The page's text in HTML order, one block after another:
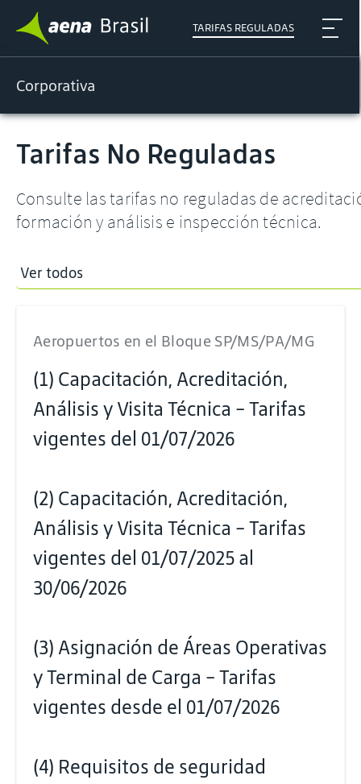
TARIFAS REGULADAS
Corporativa
Tarifas No Reguladas
Consulte las tarifas no reguladas de
formación y análisis e inspección técnica.
Ver todos
Aeropuertos en el Bloque SP/MS/PA/MG
(1) Capacitación, Acreditación,
Análisis y Visita Técnica - Tarifas
vigentes del 01/07/2026
(2) Capacitación, Acreditación,
Análisis y Visita Técnica - Tarifas
vigentes del 01/07/2025 al
30/06/2026
(3) Asignación de Áreas Operativas
y Terminal de Carga - Tarifas
vigentes desde el 01/07/2026
(4) Requisitos de seguridad